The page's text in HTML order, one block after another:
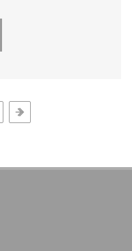
und
vereinen sich
Hygiene und